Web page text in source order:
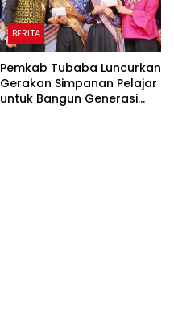
BERITA
Pemkab Tubaba Luncurkan
Gerakan Simpanan Pelajar
untuk Bangun Generasi